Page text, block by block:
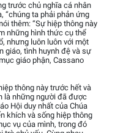
trước chủ nghĩa cá nhân
“chúng ta phải phản ứng
thêm: “Sự hiệp thông này
những hình thức cụ thể
nhưng luôn luôn với một
giáo, tình huynh đệ và sự
giáo phận, Cassano
thông này trước hết và
là những người đã được
Hội duy nhất của Chúa
khích và sống hiệp thông
vụ của mình, trong đó